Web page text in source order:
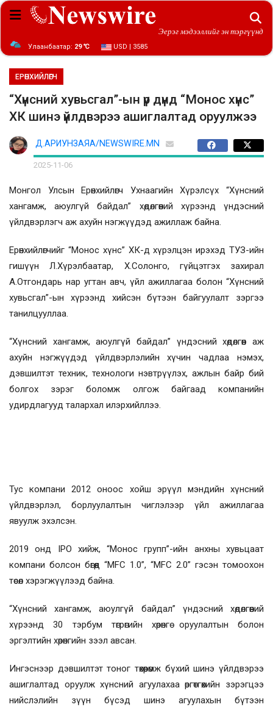
Эерэг мэдээллийг эн тэргүүнд
Улаанбаатар: 29 ℃ USD | 3585
ЕРӨНХИЙЛӨГЧ
“Хүнсний хувьсгал”-ын үр дүнд “Монос хүнс”
ХК шинэ үйлдвэрээ ашиглалтад оруулжээ
Д.АРИУНЗАЯА/NEWSWIRE.MN
2025-11-06
Монгол Улсын Ерөнхийлөгч Ухнаагийн Хүрэлсүх “Хүнсний
хангамж, аюулгүй байдал” хөдөлгөөний хүрээнд үндэсний
үйлдвэрлэгч аж ахуйн нэгжүүдэд ажиллаж байна.
Ерөнхийлөгчийг “Монос хүнс” ХК-д хүрэлцэн ирэхэд ТУЗ-ийн
гишүүн Л.Хүрэлбаатар, Х.Солонго, гүйцэтгэх захирал
А.Отгондарь нар угтан авч, үйл ажиллагаа болон “Хүнсний
хувьсгал”-ын хүрээнд хийсэн бүтээн байгуулалт зэргээ
танилцууллаа.
“Хүнсний хангамж, аюулгүй байдал” үндэсний хөдөлгөөн аж
ахуйн нэгжүүдэд үйлдвэрлэлийн хүчин чадлаа нэмэх,
дэвшилтэт техник, технологи нэвтрүүлэх, ажлын байр бий
болгох зэрэг боломж олгож байгаад компанийн
удирдлагууд талархал илэрхийллээ.
Тус компани 2012 оноос хойш эрүүл мэндийн хүнсний
үйлдвэрлэл, борлуулалтын чиглэлээр үйл ажиллагаа
явуулж эхэлсэн.
2019 онд IPO хийж, “Монос групп”-ийн анхны хувьцаат
компани болсон бөгөөд “MFC 1.0”, “MFC 2.0” гэсэн томоохон
төсөл хэрэгжүүлээд байна.
“Хүнсний хангамж, аюулгүй байдал” үндэсний хөдөлгөөний
хүрээнд 30 тэрбум төгрөгийн хөрөнгө оруулалтын болон
эргэлтийн хөрөнгийн зээл авсан.
Ингэснээр дэвшилтэт тоног төхөөрөмж бүхий шинэ үйлдвэрээ
ашиглалтад оруулж хүнсний агуулахаа өргөтгөхийн зэрэгцээ
нийслэлийн зүүн бүсэд шинэ агуулахын бүтээн